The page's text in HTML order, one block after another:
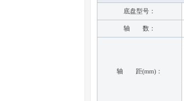
底盘型号：
轴 数：
轴 距(mm)：